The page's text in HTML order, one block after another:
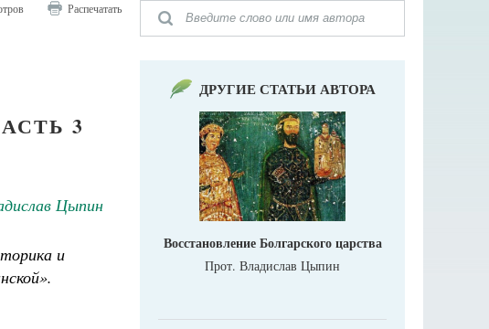
Распечатать
3
Цыпин
и
ДРУГИЕ СТАТЬИ АВТОРА
Восстановление Болгарского царства
Прот. Владислав Цыпин